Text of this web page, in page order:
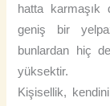
hatta karmaşık
geniş bir
bunlardan hiç
yüksektir.
Kişisellik,